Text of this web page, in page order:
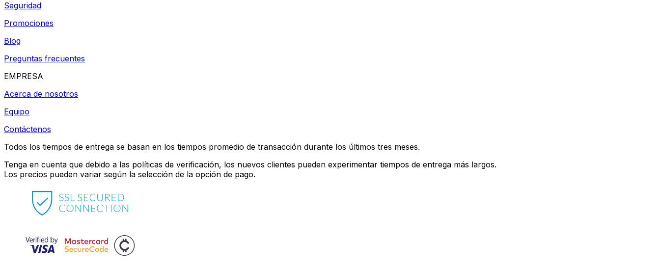
Seguridad
Promociones
Blog
Preguntas frecuentes
EMPRESA
Acerca de nosotros
Equipo
Contáctenos
Todos los tiempos de entrega se basan en los tiempos promedio de transacción durante los últimos tres meses.
Tenga en cuenta que debido a las políticas de verificación, los nuevos clientes pueden experimentar tiempos de entrega más largos.
Los precios pueden variar según la selección de la opción de pago.